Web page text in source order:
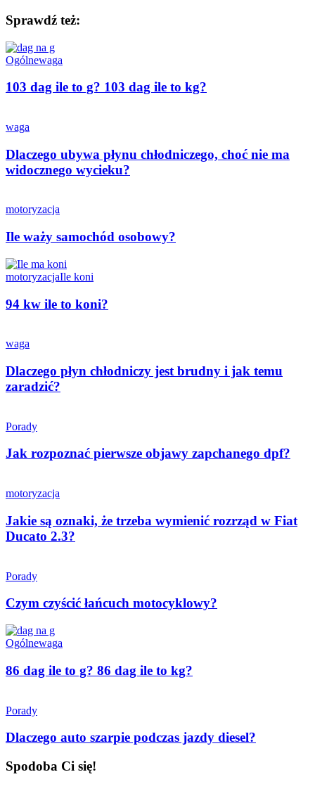
Sprawdź też:
Ogólnewaga
103 dag ile to g? 103 dag ile to kg?
waga
Dlaczego ubywa płynu chłodniczego, choć nie ma
widocznego wycieku?
motoryzacja
Ile waży samochód osobowy?
motoryzacjaIle koni
94 kw ile to koni?
waga
Dlaczego płyn chłodniczy jest brudny i jak temu
zaradzić?
Porady
Jak rozpoznać pierwsze objawy zapchanego dpf?
motoryzacja
Jakie są oznaki, że trzeba wymienić rozrząd w Fiat
Ducato 2.3?
Porady
Czym czyścić łańcuch motocyklowy?
Ogólnewaga
86 dag ile to g? 86 dag ile to kg?
Porady
Dlaczego auto szarpie podczas jazdy diesel?
Spodoba Ci się!